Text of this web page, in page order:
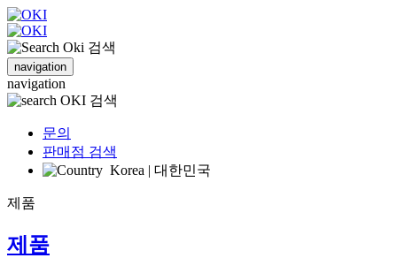
검색
navigation
navigation
검색
문의
판매점 검색
Korea | 대한민국
제품
제품